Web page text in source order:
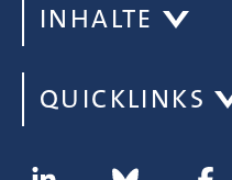
INHALTE
QUICKLINKS